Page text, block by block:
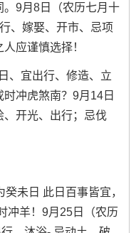
。9月8日（农历七月十
、嫁娶、开市、忌项
应谨慎选择！
、宜出行、修造、立
冲虎煞南？9月14日
、开光、出行；忌伐
未日 此日百事皆宜，
冲羊！9月25日（农历